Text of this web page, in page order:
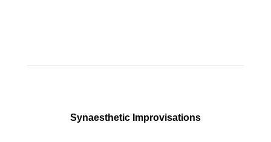
Synaesthetic Improvisations